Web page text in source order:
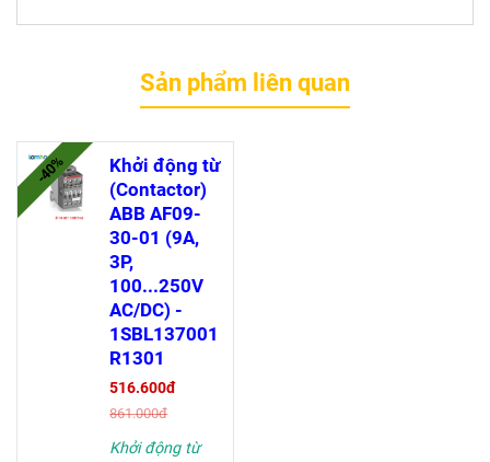
Sản phẩm liên quan
Khởi động từ
(Contactor)
ABB AF09-
30-01 (9A,
3P,
100...250V
AC/DC) -
1SBL137001
R1301
516.600đ
861.000đ
-40%
Khởi động từ